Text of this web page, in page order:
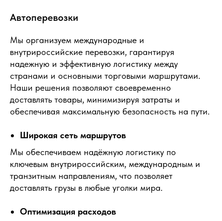
Автоперевозки
Мы организуем международные и
внутрироссийские перевозки, гарантируя
надежную и эффективную логистику между
странами и основными торговыми маршрутами.
Наши решения позволяют своевременно
доставлять товары, минимизируя затраты и
обеспечивая максимальную безопасность на пути.
Широкая сеть маршрутов
Мы обеспечиваем надёжную логистику по
ключевым внутрироссийским, международным и
транзитным направлениям, что позволяет
доставлять грузы в любые уголки мира.
Оптимизация расходов